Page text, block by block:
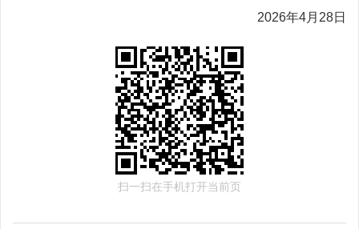
2026年4月28日
扫一扫在手机打开当前页